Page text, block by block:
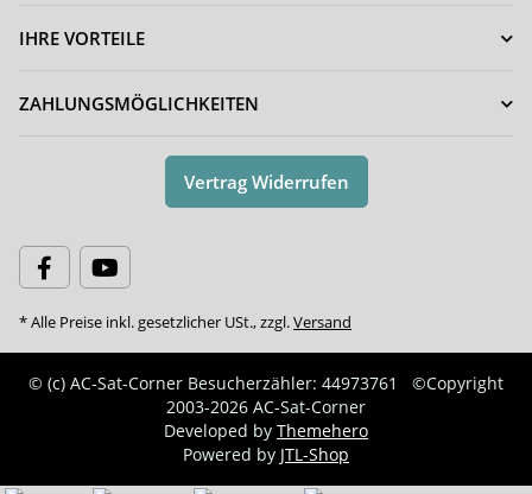
IHRE VORTEILE
ZAHLUNGSMÖGLICHKEITEN
Vertrag Widerrufen
* Alle Preise inkl. gesetzlicher USt., zzgl.Versand
© (c) AC-Sat-Corner Besucherzähler: 44973761
©Copyright
2003-2026 AC-Sat-Corner
Developed by Themehero
Powered by JTL-Shop